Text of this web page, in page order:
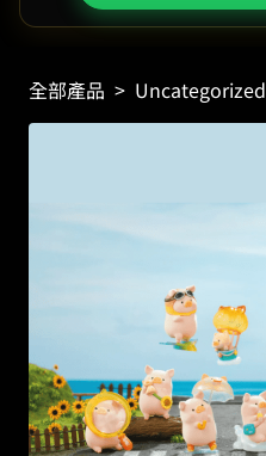
全部產品 > Uncategorized